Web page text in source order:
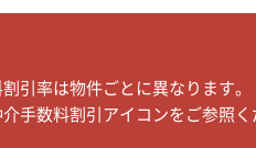
引率は物件ごとに異なります。
手数料割引アイコンをご参照く